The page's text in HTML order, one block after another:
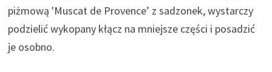
piżmową 'Muscat de Provence’ z sadzonek, wystarczy
podzielić wykopany kłącz na mniejsze części i posadzić
je osobno.